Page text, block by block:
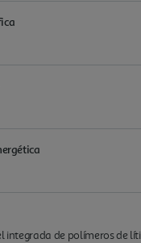
integrada de polímeros de